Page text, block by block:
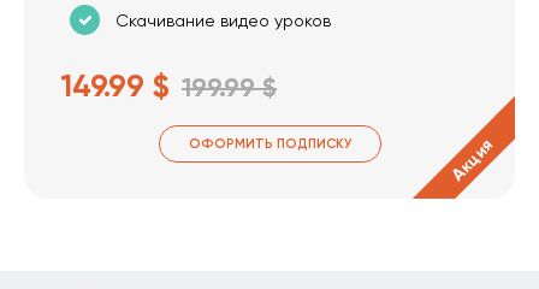
Скачивание видео уроков
149.99 $ 199.99 $
ОФОРМИТЬ ПОДПИСКУ Акция